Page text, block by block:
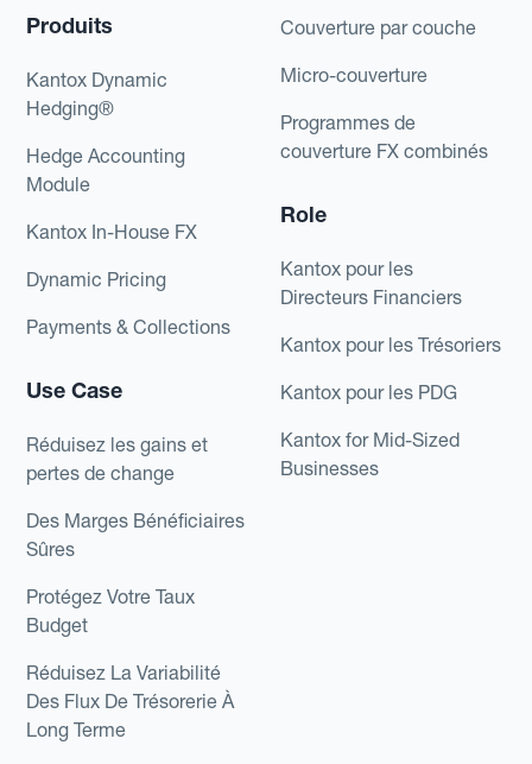
Produits
Kantox Dynamic
Hedging®
Hedge Accounting
Module
Kantox In-House FX
Dynamic Pricing
Payments & Collections
Use Case
Réduisez les gains et
pertes de change
Des Marges Bénéficiaires
Sûres
Protégez Votre Taux
Budget
Réduisez La Variabilité
Des Flux De Trésorerie À
Long Terme
Couverture par couche
Micro-couverture
Programmes de
couverture FX combinés
Role
Kantox pour les
Directeurs Financiers
Kantox pour les Trésoriers
Kantox pour les PDG
Kantox for Mid-Sized
Businesses